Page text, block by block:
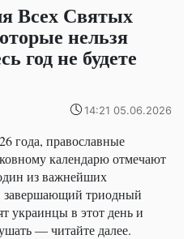
Всех Святых
нельзя
год не будете
14:21 05.06.2026
года, православные
календарю отмечают
из важнейших
завершающий триодный
украинцы в этот день и
— читайте далее.